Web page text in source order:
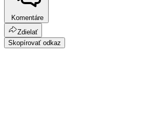
Komentáre
Zdielať
Skopírovať odkaz